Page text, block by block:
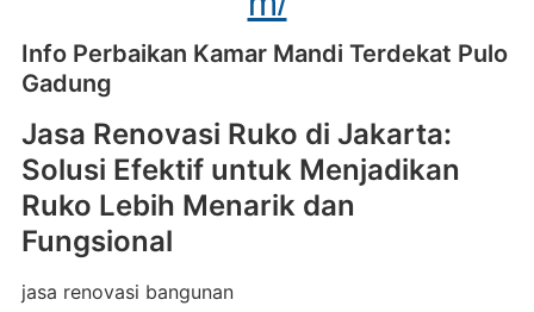
Info Perbaikan Kamar Mandi Terdekat Pulo
Gadung
Jasa Renovasi Ruko di Jakarta:
Solusi Efektif untuk Menjadikan
Ruko Lebih Menarik dan
Fungsional
jasa renovasi bangunan